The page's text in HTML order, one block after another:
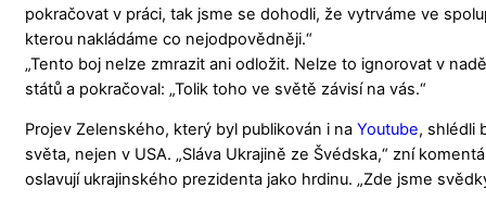
pokračovat v práci, tak jsme se dohodli, že vytrváme ve
kterou nakládáme co nejodpovědněji.“
„Tento boj nelze zmrazit ani odložit. Nelze to ignorovat v
států a pokračoval: „Tolik toho ve světě závisí na vás.“
Projev Zelenského, který byl publikován i na Youtube, shlédli
světa, nejen v USA. „Sláva Ukrajině ze Švédska,“ zní
oslavují ukrajinského prezidenta jako hrdinu. „Zde jsme